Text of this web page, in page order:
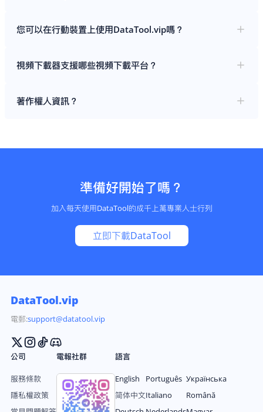
您可以在行動裝置上使用DataTool.vip嗎？
視頻下載器支援哪些視頻下載平台？
著作權人資訊？
準備好開始了嗎？
加入每天使用DataTool的成千上萬專業人士行列
立即下載DataTool
DataTool.vip
電郵:support@datatool.vip
公司
服務條款
隱私權政策
電報社群 語言
English
简体中文
Português
Italiano
Українська
Română